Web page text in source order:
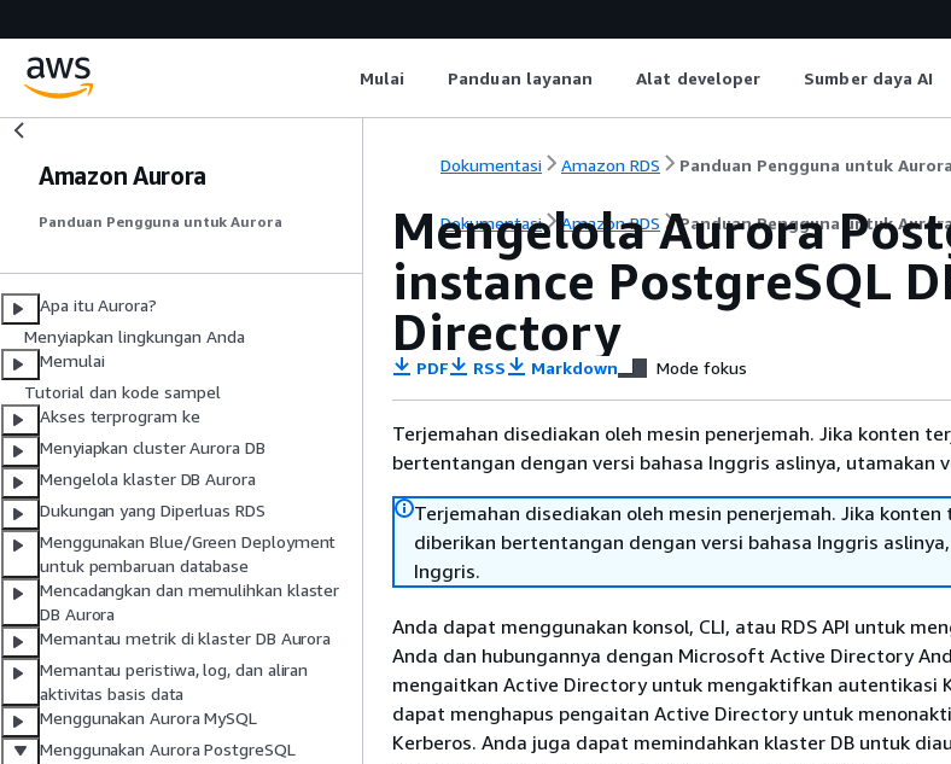
Mulai Panduan layanan Alat developer Sumber daya AI
Amazon Aurora
Panduan Pengguna untuk Aurora
Apa itu Aurora?
Menyiapkan lingkungan Anda
Memulai
Tutorial dan kode sampel
Akses terprogram ke
Menyiapkan cluster Aurora DB
Mengelola klaster DB Aurora
Dukungan yang Diperluas RDS
Menggunakan Blue/Green Deployment
untuk pembaruan database
Mencadangkan dan memulihkan klaster
DB Aurora
Memantau metrik di klaster DB Aurora
Memantau peristiwa, log, dan aliran
aktivitas basis data
Menggunakan Aurora MySQL
Menggunakan Aurora PostgreSQL
Dokumentasi Amazon RDS Panduan Pengguna untuk Aurora
Dokumentasi Amazon RDS Panduan Pengguna untuk
MengelolaAurora
instance PostgreSQL
Directory
PDF RSS Markdown Mode fokus
Terjemahan disediakan oleh mesin penerjemah. Jika konten
bertentangan dengan versi bahasa Inggris aslinya, utamakan
Terjemahan disediakan oleh mesin penerjemah. Jika konten
diberikan bertentangan dengan versi bahasa Inggris
Inggris.
Anda dapat menggunakan konsol, CLI, atau RDS API untuk
Anda dan hubungannya dengan Microsoft Active Directory
mengaitkan Active Directory untuk mengaktifkan autentikasi
dapat menghapus pengaitan Active Directory untuk
Kerberos. Anda juga dapat memindahkan klaster DB untuk